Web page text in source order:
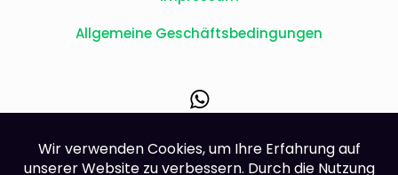
Allgemeine Geschäftsbedingungen